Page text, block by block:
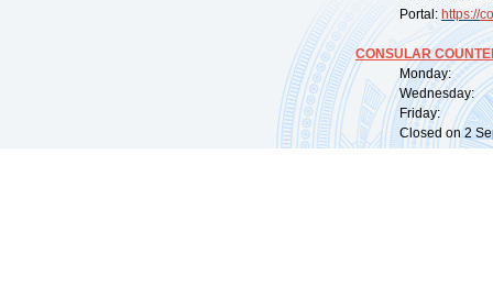
Portal: https://
CONSULAR
Monday:
Wednesday:
Friday:
Closed on 2